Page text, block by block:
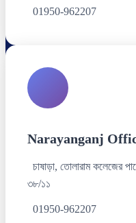
01950-962207
Narayanganj
চাষাড়া, তোলারাম কলেজের
৩৮/১১
01950-962207